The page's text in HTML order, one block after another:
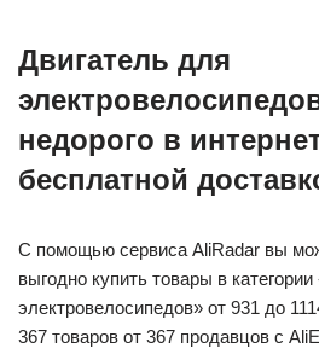
Двигатель для
недорого в
бесплатной
С помощью сервиса AliRadar вы
выгодно купить товары в
электровелосипедов» от 931 до
367 товаров от 367 продавцов с